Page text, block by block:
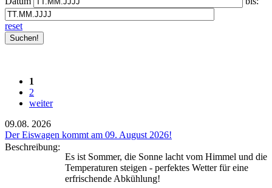
reset
1
2
weiter
09.08. 2026
Der Eiswagen kommt am 09. August 2026!
Beschreibung:
Es ist Sommer, die Sonne lacht vom Himmel und die
Temperaturen steigen - perfektes Wetter für eine
erfrischende Abkühlung!